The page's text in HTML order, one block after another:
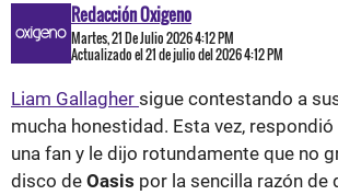
Redacción Oxigeno
Martes, 21 De Julio 2026 4:12 PM
Actualizado el 21 de julio del 2026 4:12 PM
Liam Gallagher sigue contestando a
mucha honestidad. Esta vez,
una fan y le dijo rotundamente que no
disco de Oasis por la sencilla razón de